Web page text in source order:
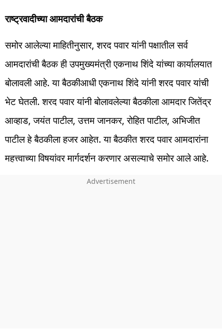
राष्ट्रवादीच्या आमदारांची बैठक
समोर आलेल्या माहितीनुसार, शरद पवार यांनी पक्षातील सर्व
आमदारांची बैठक ही उपमुख्यमंत्री एकनाथ शिंदे यांच्या कार्यालयात
बोलावली आहे. या बैठकीआधी एकनाथ शिंदे यांनी शरद पवार यांची
भेट घेतली. शरद पवार यांनी बोलावलेल्या बैठकीला आमदार जितेंद्र
आव्हाड, जयंत पाटील, उत्तम जानकर, रोहित पाटील, अभिजीत
पाटील हे बैठकीला हजर आहेत. या बैठकीत शरद पवार आमदारांना
महत्त्वाच्या विषयांवर मार्गदर्शन करणार असल्याचे समोर आले आहे.